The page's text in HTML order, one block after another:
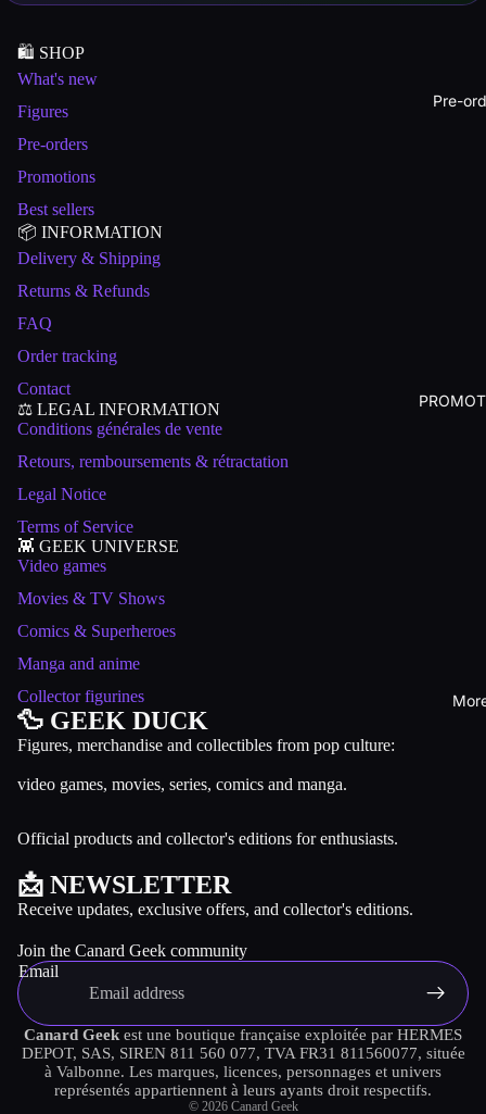
Pre-
🛍️ SHOP
What's new
Figures
Pre-orders
Promotions
Best sellers
📦 INFORMATION
Delivery & Shipping
Returns & Refunds
FAQ
Order tracking
Contact
⚖️ LEGAL INFORMATION
Conditions générales de vente
Retours, remboursements & rétractation
Legal Notice
Terms of Service
👾 GEEK UNIVERSE
Video games
Movies & TV Shows
Comics & Superheroes
Manga and anime
Collector figurines
🦆 GEEK DUCK
Figures, merchandise and collectibles from pop culture:
video games, movies, series, comics and manga.
Official products and collector's editions for enthusiasts.
📩 NEWSLETTER
Receive updates, exclusive offers, and collector's editions.
Join the Canard Geek community
Email
Canard Geekest une boutique française exploitée par HERMES
DEPOT, SAS, SIREN 811 560 077, TVA FR31 811560077, située
à Valbonne. Les marques, licences, personnages et univers
représentés appartiennent à leurs ayants droit respectifs.
© 2026 Canard Geek
Refund policy
Terms of service
Shipping policy
Contact information
Terms of sale
Legal notice